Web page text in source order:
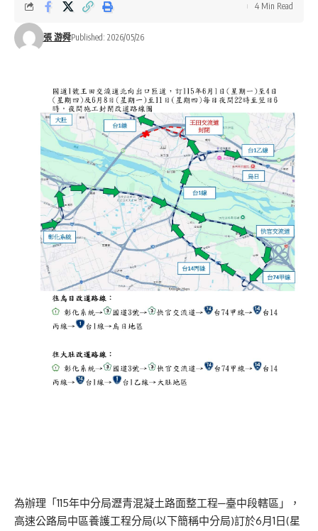
張 游舜Published: 2026/05/26
4 Min Read
為辦理「115年中分局瀝青混凝土路面整工程─臺中段轄區」，
高速公路局中區養護工程分局(以下簡稱中分局)訂於6月1日(星